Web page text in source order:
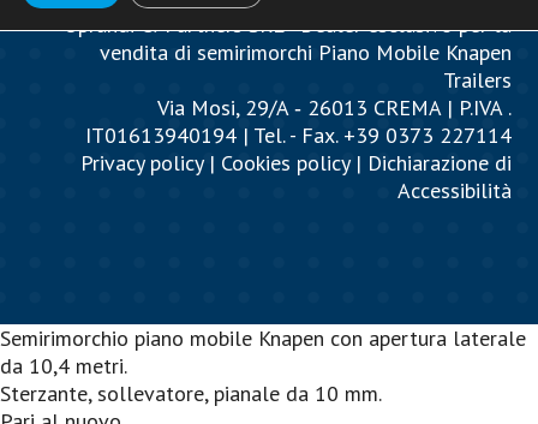
Oprandi & Partners SRL - Dealer esclusivo per la
vendita di semirimorchi Piano Mobile Knapen
Trailers
Via Mosi, 29/A ‐ 26013 CREMA | P.IVA .
IT01613940194 | Tel. - Fax. +39 0373 227114
Privacy policy| Cookies policy| Dichiarazione di
Accessibilità
Semirimorchio piano mobile Knapen con apertura laterale
da 10,4 metri.
Sterzante, sollevatore, pianale da 10 mm.